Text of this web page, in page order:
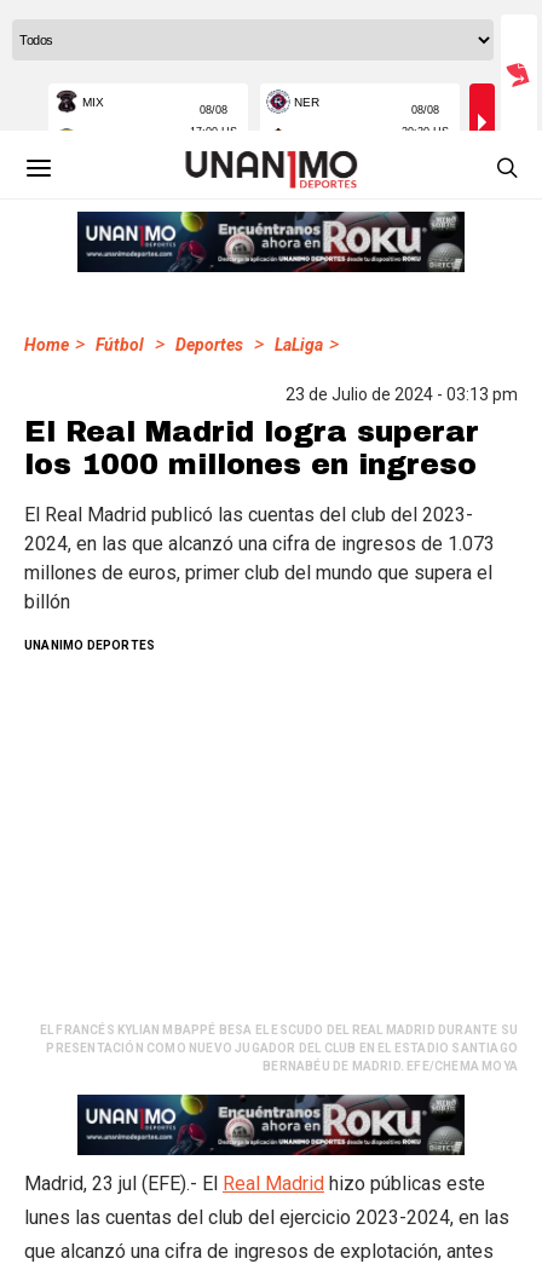
Home > Fútbol > Deportes > LaLiga >
23 de Julio de 2024 - 03:13 pm
El Real Madrid logra superar
los 1000 millones en ingreso
El Real Madrid publicó las cuentas del club del 2023-
2024, en las que alcanzó una cifra de ingresos de 1.073
millones de euros, primer club del mundo que supera el
billón
UNANIMO DEPORTES
EL FRANCÉS KYLIAN MBAPPÉ BESA EL ESCUDO DEL REAL MADRID DURANTE SU
PRESENTACIÓN COMO NUEVO JUGADOR DEL CLUB EN EL ESTADIO SANTIAGO
BERNABÉU DE MADRID. EFE/CHEMA MOYA
Madrid, 23 jul (EFE).- El Real Madrid hizo públicas este
lunes las cuentas del club del ejercicio 2023-2024, en las
que alcanzó una cifra de ingresos de explotación, antes